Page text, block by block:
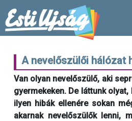
A nevelőszülői hálózat
Van olyan nevelőszülő, aki
gyermekeken. De láttunk
ilyen hibák ellenére sokan
akarnak nevelőszülők